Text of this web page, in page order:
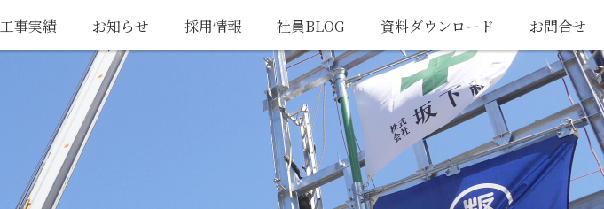
工事実績 お知らせ 採用情報 社員BLOG 資料ダウンロード お問合せ